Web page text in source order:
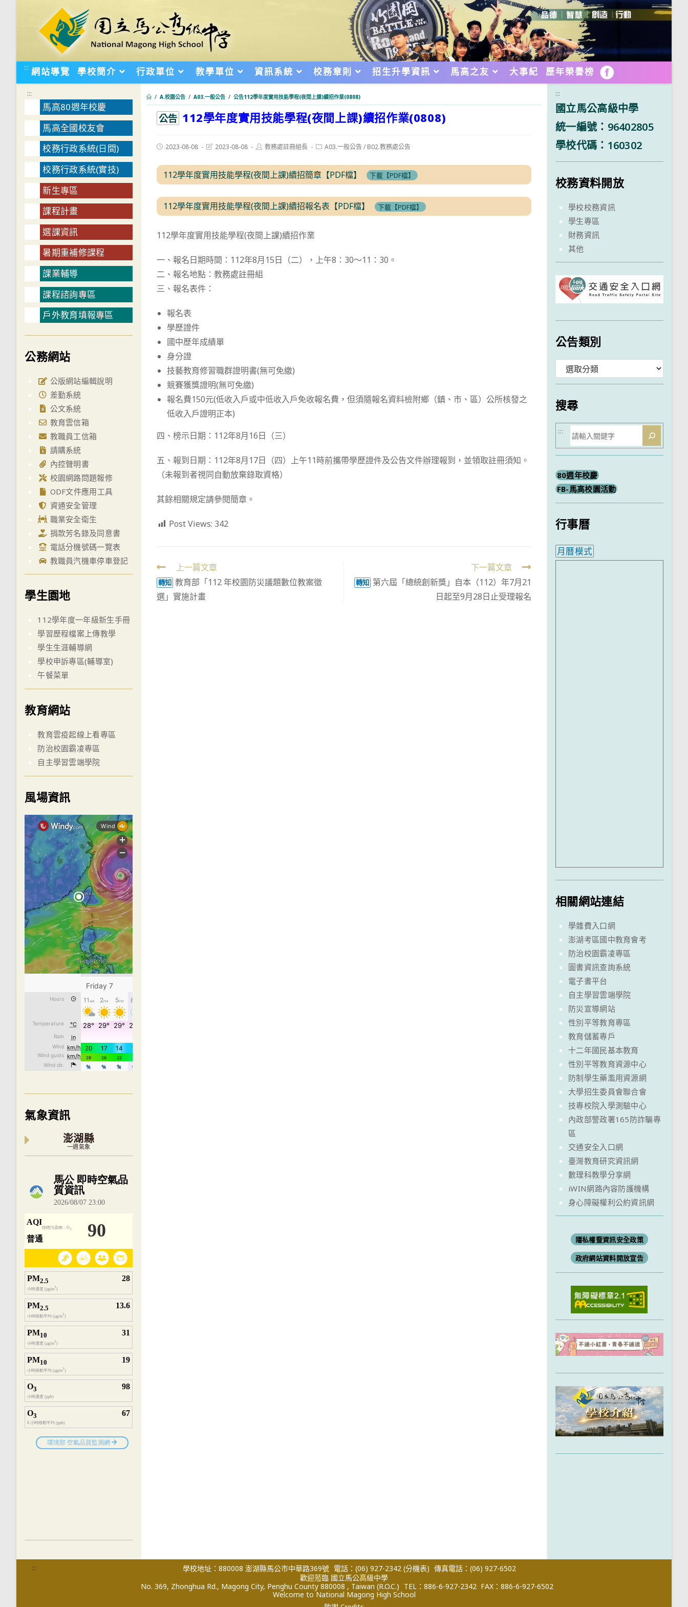
::: 網站導覽 學校簡介 行政單位 教學單位 資訊系統 校務章則 招生升學資訊 馬高之友 大事紀 歷年榮譽榜 FB
/ A.校園公告 / A03.一般公告 / 公告112學年度實用技能學程(夜間上課)續招作業(0808)
公告 112學年度實用技能學程(夜間上課)續招作業(0808)
Post2023-08-08
Post2023-08-08
Post教務處註冊組長
PostA03.一般公告/ B02.教務處公告
112學年度實用技能學程(夜間上課)續招簡章【PDF檔】 下載【PDF檔】
112學年度實用技能學程(夜間上課)續招報名表【PDF檔】 下載【PDF檔】
112學年度實用技能學程(夜間上課)續招作業
一、報名日期時間：112年8月15日（二），上午8：30～11：30。
二、報名地點：教務處註冊組
三、報名表件：
報名表
學歷證件
國中歷年成績單
身分證
技藝教育修習職群證明書(無可免繳)
競賽獲獎證明(無可免繳)
報名費150元(低收入戶或中低收入戶免收報名費，但須隨報名資料檢附鄉（鎮、市、區）公所核發之
低收入戶證明正本)
四、榜示日期：112年8月16日（三）
五、報到日期：112年8月17日（四）上午11時前攜帶學歷證件及公告文件辦理報到，並領取註冊須知。
（未報到者視同自動放棄錄取資格）
其餘相關規定請參閱簡章。
Post Views: 342
Read
more
articles
上一篇文章
轉知 教育部「112 年校園防災議題數位教案徵
選」實施計畫
下一篇文章
轉知 第六屆「總統創新獎」自本（112）年7月21
日起至9月28日止受理報名
:::
馬高80週年校慶
馬高全國校友會
校務行政系統(日間)
校務行政系統(實技)
新生專區
課程計畫
選課資訊
暑期重補修課程
課業輔導
課程諮詢專區
戶外教育填報專區
公務網站
公版網站編輯說明
差勤系統
公文系統
教育雲信箱
教職員工信箱
請購系統
內控聲明書
校園網路問題報修
ODF文件應用工具
資通安全管理
職業安全衛生
捐款芳名錄及同意書
電話分機號碼一覽表
教職員汽機車停車登記
學生園地
112學年度一年級新生手冊
學習歷程檔案上傳教學
學生生涯輔導網
學校申訴專區(輔導室)
午餐菜單
教育網站
教育雲疫起線上看專區
防治校園霸凌專區
自主學習雲端學院
風場資訊
氣象資訊
澎湖縣
一週氣象
內嵌空氣品質小工具為視覺預覽，完整即時空氣品質資料請開啟
:::
國立馬公高級中學
統一編號：96402805
學校代碼：160302
校務資料開放
學校校務資訊
學生專區
財務資訊
其他
公告類別
類
搜尋
搜
尋
:::
80週年校慶
FB-馬高校園活動
行事曆
月曆模式
相關網站連結
學雜費入口網
澎湖考區國中教育會考
防治校園霸凌專區
圖書資訊查詢系統
電子書平台
自主學習雲端學院
防災宣導網站
性別平等教育專區
教育儲蓄專戶
十二年國民基本教育
性別平等教育資源中心
防制學生藥濫用資源網
大學招生委員會聯合會
技專校院入學測驗中心
內政部警政署165防詐騙專
區
交通安全入口網
臺灣教育研究資訊網
數理科教學分享網
iWIN網路內容防護機構
身心障礙權利公約資訊網
隱私權暨資訊安全政策
政府網站資料開放宣告
::: 學校地址：880008 澎湖縣馬公市中華路369號 電話：(06) 927-2342 (分機表) 傳真電話：(06) 927-6502
歡迎蒞臨 國立馬公高級中學
No. 369, Zhonghua Rd., Magong City, Penghu County 880008 , Taiwan (R.O.C.) TEL：886-6-927-2342 FAX：886-6-927-6502
Welcome to National Magong High School